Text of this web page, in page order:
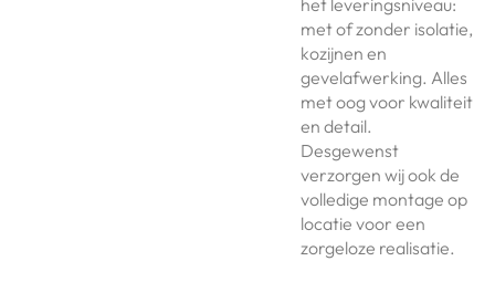
het leveringsniveau:
met of zonder isolatie,
kozijnen en
gevelafwerking. Alles
met oog voor kwaliteit
en detail.
Desgewenst
verzorgen wij ook de
volledige montage op
locatie voor een
zorgeloze realisatie.